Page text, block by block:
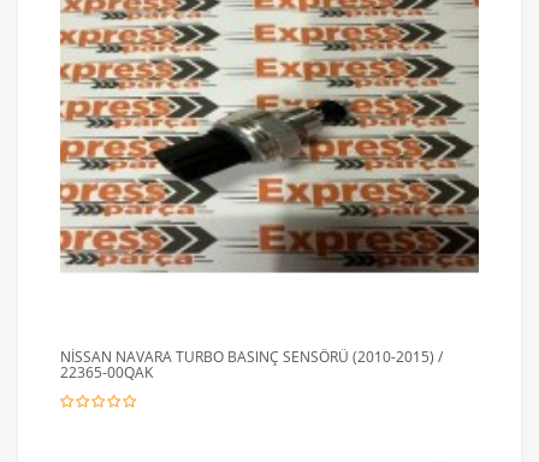
NİSSAN NAVARA TURBO BASINÇ SENSÖRÜ (2010-2015) /
22365-00QAK